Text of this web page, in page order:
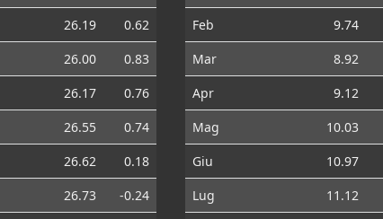
26.19
0.62
26.00
0.83
26.17
0.76
26.55
0.74
26.62
0.18
26.73
-0.24
Feb
9.74
Mar
8.92
Apr
9.12
Mag
10.03
Giu
10.97
Lug
11.12